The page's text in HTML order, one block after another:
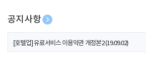
공지사항
[호텔업] 개인정보 처리방침 개정본1 (19.09.02)
[호텔업] 유료서비스 이용약관 개정본2 (19.09.02)